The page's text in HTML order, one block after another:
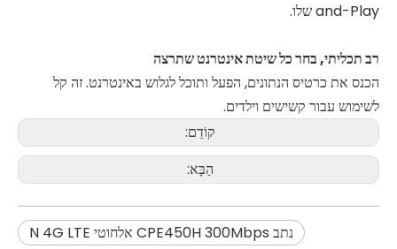
and-Play שלו.
רב תכליתי, בחר כל שיטת אינטרנט שתרצה
הכנס את כרטיס הנתונים, הפעל ותוכל לגלוש באינטרנט. זה קל
לשימוש עבור קשישים וילדים.
קוֹדֵם:
הַבָּא:
נתב CPE450H 300Mbps אלחוטי N 4G LTE